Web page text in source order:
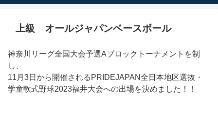
上級 オールジャパンベースボール
神奈川リーグ全国大会予選Aブロックトーナメントを制
し、
11月3日から開催されるPRIDEJAPAN全日本地区選抜・
学童軟式野球2023福井大会への出場を決めました！！